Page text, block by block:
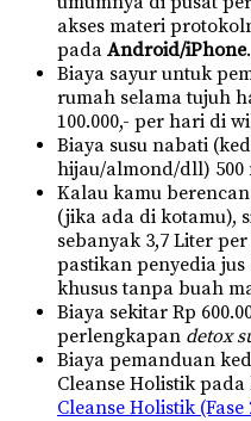
akses materi
pada Android/iPhone.
Biaya sayur untuk
rumah selama tujuh
100.000,- per hari di
Biaya susu nabati
hijau/almond/dll) 500
Kalau kamu
(jika ada di kotamu),
sebanyak 3,7 Liter
pastikan penyedia
khusus tanpa buah
Biaya sekitar Rp
perlengkapan detox
Biaya pemanduan
Cleanse Holistik
Cleanse Holistik (Fase